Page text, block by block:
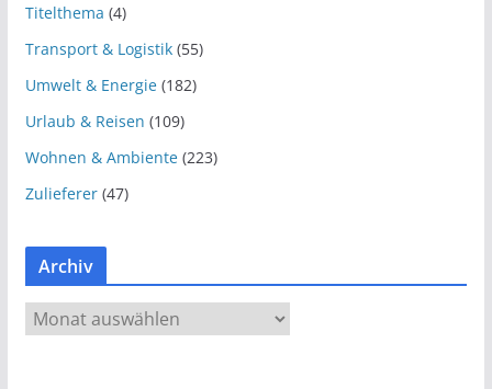
Titelthema (4)
Transport & Logistik(55)
Umwelt & Energie(182)
Urlaub & Reisen (109)
Wohnen & Ambiente(223)
Zulieferer(47)
Archiv
r